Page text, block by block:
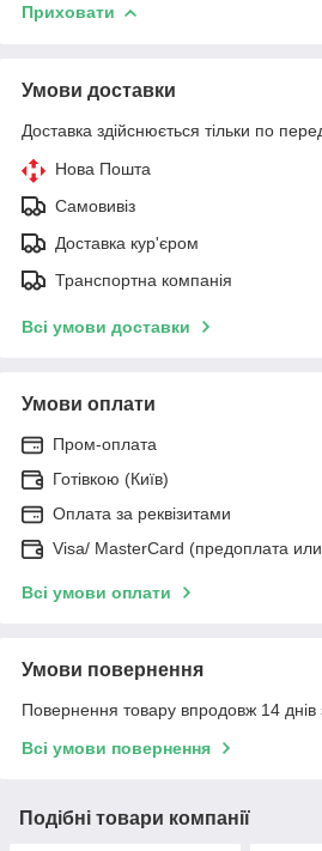
Приховати
Умови доставки
Доставка здійснюється тільки по
Нова Пошта
Самовивіз
Доставка кур'єром
Транспортна компанія
Всі умови доставки
Умови оплати
Пром-оплата
Готівкою (Київ)
Оплата за реквізитами
Visa/ MasterCard (предоплата
Всі умови оплати
Умови повернення
Повернення товару впродовж 14 днів
Всі умови повернення
Подібні товари компанії